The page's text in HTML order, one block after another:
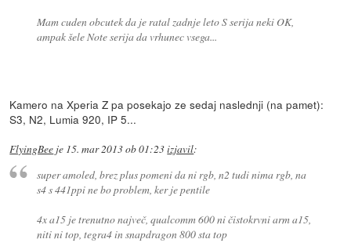
Mam cuden obcutek da je ratal zadnje leto S serija neki OK,
ampak šele Note serija da vrhunec vsega...
Kamero na Xperia Z pa posekajo ze sedaj naslednji (na pamet):
S3, N2, Lumia 920, IP 5...
FlyingBee je 15. mar 2013 ob 01:23izjavil:
super amoled, brez plus pomeni da ni rgb, n2 tudi nima rgb, na
s4 s 441ppi ne bo problem, ker je pentile
4x a15 je trenutno največ, qualcomm 600 ni čistokrvni arm a15,
niti ni top, tegra4 in snapdragon 800 sta top